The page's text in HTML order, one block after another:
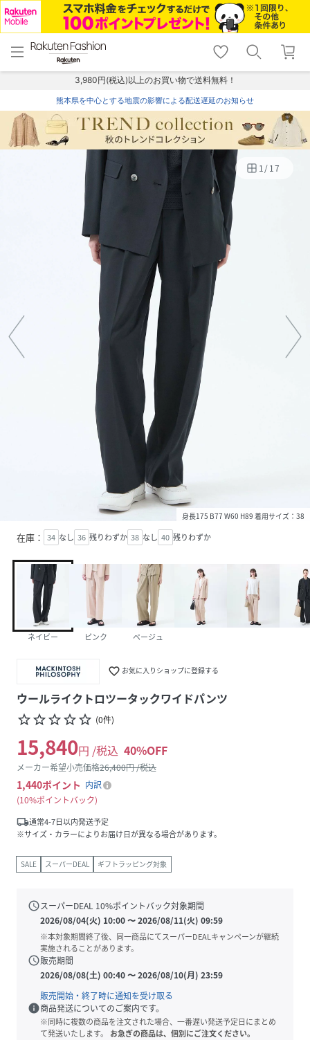
menu home
トップ
shopping_cart lock_outline
ログイン
3,980円(税込)以上のお買い物で送料無料！
熊本県を中心とする地震の影響による配送遅延のお知らせ
1/17
身長175 B77 W60 H89 着用サイズ：38
在庫： 34 なし 36 残りわずか 38 なし 40 残りわずか
ネイビー ピンク ベージュ
favorite_border お気に入りショップに登録する
ウールライクトロツータックワイドパンツ
star_borderstar_borderstar_borderstar_borderstar_border (0件)
15,840円 /税込 40%OFF
メーカー希望小売価格26,400円 /税込
1,440ポイント 内訳
10%ポイントバック
local_shipping通常4-7日以内発送予定
※サイズ・カラーによりお届け日が異なる場合があります。
SALE スーパーDEAL ギフトラッピング対象
scheduleスーパーDEAL 10%ポイントバック対象期間
2026/08/04(火) 10:00〜2026/08/11(火) 09:59
※本対象期間終了後、同一商品にてスーパーDEALキャンペーンが継続
実施されることがあります。
schedule販売期間
2026/08/08(土) 00:40〜2026/08/10(月) 23:59
販売開始・終了時に通知を受け取る
info商品発送についてのご案内です。
※同時に複数の商品を注文された場合、一番遅い発送予定日にまとめ
て発送いたします。
お急ぎの商品は、個別にご注文ください。